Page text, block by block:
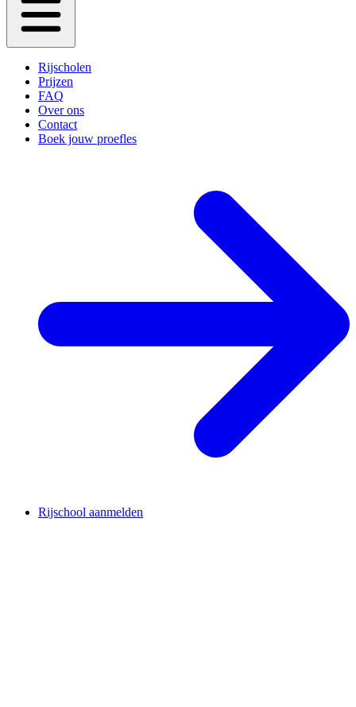
Rijscholen
Prijzen
FAQ
Over ons
Contact
Boek jouw proefles
Rijschool aanmelden